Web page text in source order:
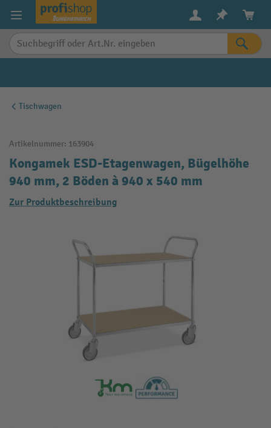
springen
Tischwagen
Artikelnummer: 163904
Kongamek ESD-Etagenwagen, Bügelhöhe
940 mm, 2 Böden à 940 x 540 mm
Zur Produktbeschreibung